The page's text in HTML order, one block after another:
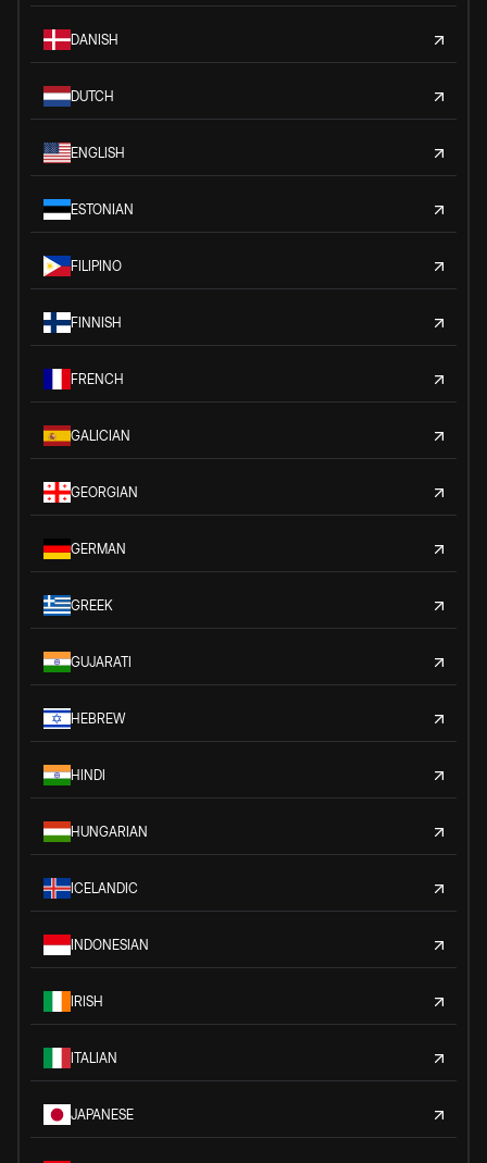
DANISH
DUTCH
ENGLISH
ESTONIAN
FILIPINO
FINNISH
FRENCH
GALICIAN
GEORGIAN
GERMAN
GREEK
GUJARATI
HEBREW
HINDI
HUNGARIAN
ICELANDIC
INDONESIAN
IRISH
ITALIAN
JAPANESE